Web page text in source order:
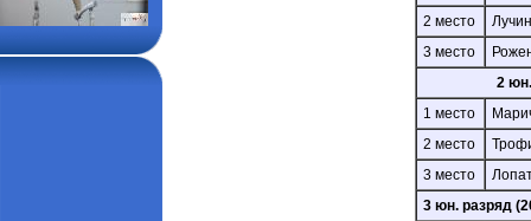
2 место
3 место
2
1 место
2 место
3 место
3 юн. разряд